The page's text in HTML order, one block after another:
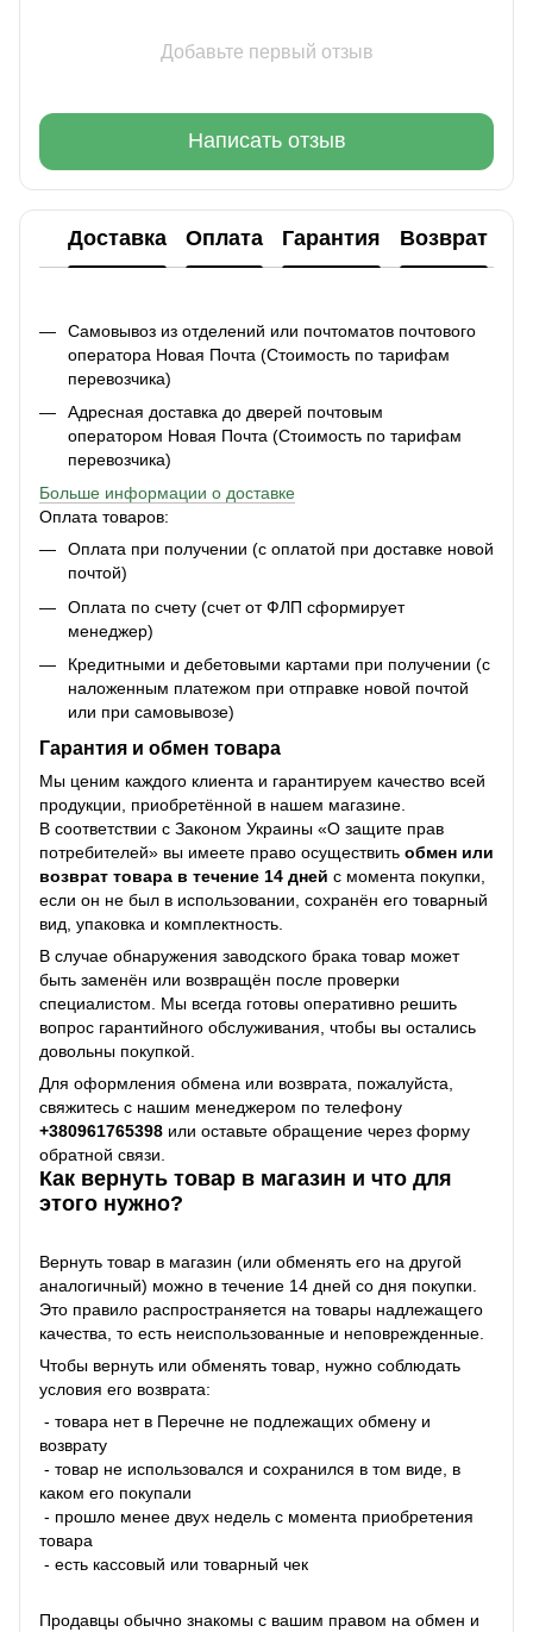
Добавьте первый отзыв
Написать отзыв
Доставка Оплата Гарантия Возврат
Самовывоз из отделений или почтоматов почтового
оператора Новая Почта (Стоимость по тарифам
перевозчика)
Адресная доставка до дверей почтовым
оператором Новая Почта (Стоимость по тарифам
перевозчика)
Больше информации о доставке
Оплата товаров:
Оплата при получении (с оплатой при доставке новой
почтой)
Оплата по счету (счет от ФЛП сформирует
менеджер)
Кредитными и дебетовыми картами при получении (с
наложенным платежом при отправке новой почтой
или при самовывозе)
Гарантия и обмен товара
Мы ценим каждого клиента и гарантируем качество всей
продукции, приобретённой в нашем магазине.
В соответствии с Законом Украины «О защите прав
потребителей» вы имеете право осуществить обмен или
возврат товара в течение 14 дней с момента покупки,
если он не был в использовании, сохранён его товарный
вид, упаковка и комплектность.
В случае обнаружения заводского брака товар может
быть заменён или возвращён после проверки
специалистом. Мы всегда готовы оперативно решить
вопрос гарантийного обслуживания, чтобы вы остались
довольны покупкой.
Для оформления обмена или возврата, пожалуйста,
свяжитесь с нашим менеджером по телефону
+380961765398 или оставьте обращение через форму
обратной связи.
Как вернуть товар в магазин и что для
этого нужно?
Вернуть товар в магазин (или обменять его на другой
аналогичный) можно в течение 14 дней со дня покупки.
Это правило распространяется на товары надлежащего
качества, то есть неиспользованные и неповрежденные.
Чтобы вернуть или обменять товар, нужно соблюдать
условия его возврата:
- товара нет в Перечне не подлежащих обмену и
возврату
- товар не использовался и сохранился в том виде, в
каком его покупали
- прошло менее двух недель с момента приобретения
товара
- есть кассовый или товарный чек
Продавцы обычно знакомы с вашим правом на обмен и